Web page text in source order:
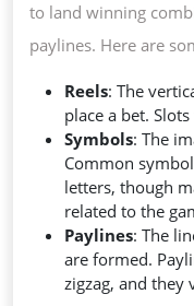
to land winning
paylines. Here are
Reels: The
place a bet.
Symbols: The
Common
letters, though
related to the
Paylines: The
are formed.
zigzag, and they